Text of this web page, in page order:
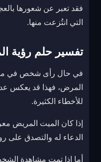
فقد تعبر عن شعورها
التي انتُزعت منها.
تفسير حلم رؤية
في حال رأى شخص في
المرض، فهذا قد يعكس عدم
للأخطاء الكثيرة.
إذا كان الميت المريض
الدعاء له والتصدق على
أما إذا تمت مشاهدة